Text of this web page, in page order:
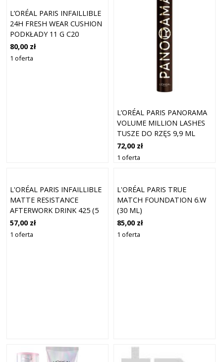
L’ORÉAL PARIS INFAILLIBLE
24H FRESH WEAR CUSHION
PODKŁADY 11 G C20
80,00 zł
1 oferta
L’ORÉAL PARIS PANORAMA
VOLUME MILLION LASHES
TUSZE DO RZĘS 9,9 ML
BRUN LEATHER
72,00 zł
1 oferta
L'ORÉAL PARIS INFAILLIBLE
MATTE RESISTANCE
AFTERWORK DRINK 425 (5
ML)
57,00 zł
1 oferta
L'ORÉAL PARIS TRUE
MATCH FOUNDATION 6.W
(30 ML)
85,00 zł
1 oferta